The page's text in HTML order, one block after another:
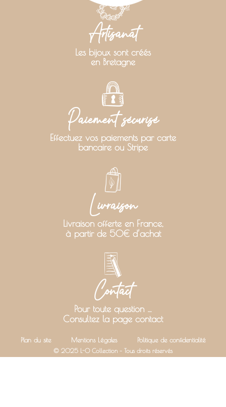
Artisanat
Les bijoux sont créés
en Bretagne
Paiement sécurisé
Effectuez vos paiements par carte
bancaire ou Stripe
Livraison
Livraison offerte en France,
à partir de 50€ d’achat
Contact
Pour toute question …
Consultez la page contact
Plan du site Mentions Légales Politique de confidentialité
© 2025 L-O Collection – Tous droits réservés